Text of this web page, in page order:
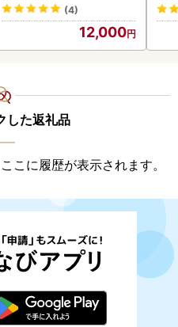
(4)
12,000
した返礼品
こに履歴が表示されます。